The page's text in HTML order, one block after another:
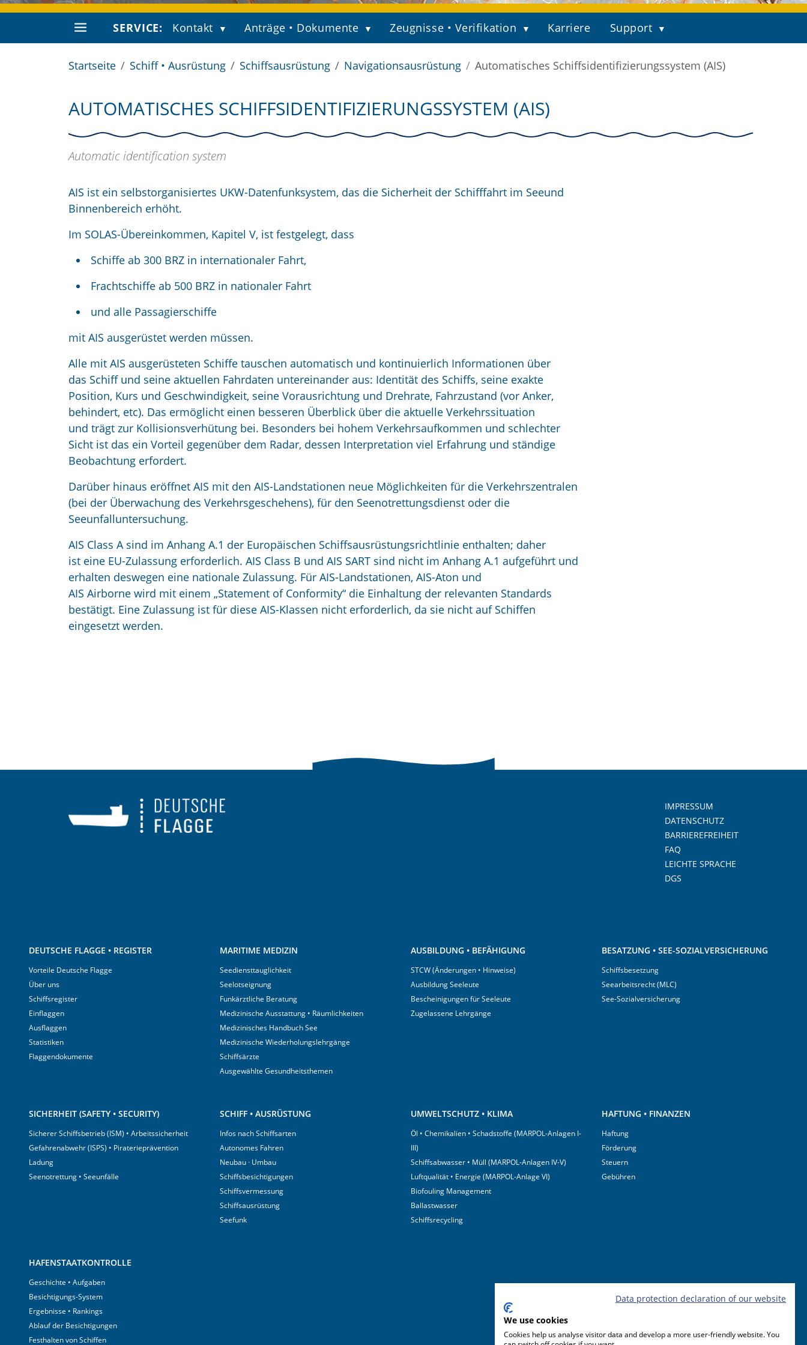
SERVICE: Kontakt Anträge • Dokumente Zeugnisse • Verifikation Karriere Support
Startseite Schiff • Ausrüstung Schiffsausrüstung Navigationsausrüstung Automatisches Schiffsidentifizierungssystem (AIS)
AUTOMATISCHES SCHIFFSIDENTIFIZIERUNGSSYSTEM (AIS)
Automatic identification system
AIS ist ein selbstorganisiertes UKW-Datenfunksystem, das die Sicherheit der Schifffahrt im Seeund
Binnenbereich erhöht.
Im SOLAS-Übereinkommen, Kapitel V, ist festgelegt, dass
Schiffe ab 300 BRZ in internationaler Fahrt,
Frachtschiffe ab 500 BRZ in nationaler Fahrt
und alle Passagierschiffe
mit AIS ausgerüstet werden müssen.
Alle mit AIS ausgerüsteten Schiffe tauschen automatisch und kontinuierlich Informationen über
das Schiff und seine aktuellen Fahrdaten untereinander aus: Identität des Schiffs, seine exakte
Position, Kurs und Geschwindigkeit, seine Vorausrichtung und Drehrate, Fahrzustand (vor Anker,
behindert, etc). Das ermöglicht einen besseren Überblick über die aktuelle Verkehrssituation
und trägt zur Kollisionsverhütung bei. Besonders bei hohem Verkehrsaufkommen und schlechter
Sicht ist das ein Vorteil gegenüber dem Radar, dessen Interpretation viel Erfahrung und ständige
Beobachtung erfordert.
Darüber hinaus eröffnet AIS mit den AIS-Landstationen neue Möglichkeiten für die Verkehrszentralen
(bei der Überwachung des Verkehrsgeschehens), für den Seenotrettungsdienst oder die
Seeunfalluntersuchung.
AIS Class A sind im Anhang A.1 der Europäischen Schiffsausrüstungsrichtlinie enthalten; daher
ist eine EU-Zulassung erforderlich. AIS Class B und AIS SART sind nicht im Anhang A.1 aufgeführt und
erhalten deswegen eine nationale Zulassung. Für AIS-Landstationen, AIS-Aton und
AIS Airborne wird mit einem „Statement of Conformity“ die Einhaltung der relevanten Standards
bestätigt. Eine Zulassung ist für diese AIS-Klassen nicht erforderlich, da sie nicht auf Schiffen
eingesetzt werden.
IMPRESSUM
DATENSCHUTZ
BARRIEREFREIHEIT
FAQ
LEICHTE SPRACHE
DGS
DEUTSCHE FLAGGE • REGISTER
Vorteile Deutsche Flagge
Über uns
Schiffsregister
Einflaggen
Ausflaggen
Statistiken
Flaggendokumente
MARITIME MEDIZIN
Seediensttauglichkeit
Seelotseignung
Funkärztliche Beratung
Medizinische Ausstattung • Räumlichkeiten
Medizinisches Handbuch See
Medizinische Wiederholungslehrgänge
Schiffsärzte
Ausgewählte Gesundheitsthemen
AUSBILDUNG • BEFÄHIGUNG
STCW (Änderungen • Hinweise)
Ausbildung Seeleute
Bescheinigungen für Seeleute
Zugelassene Lehrgänge
BESATZUNG • SEE-SOZIALVERSICHERUNG
Schiffsbesetzung
Seearbeitsrecht (MLC)
See-Sozialversicherung
SICHERHEIT (SAFETY • SECURITY)
Sicherer Schiffsbetrieb (ISM) • Arbeitssicherheit
Gefahrenabwehr (ISPS) • Piraterieprävention
Ladung
Seenotrettung • Seeunfälle
SCHIFF • AUSRÜSTUNG
Infos nach Schiffsarten
Autonomes Fahren
Neubau · Umbau
Schiffsbesichtigungen
Schiffsvermessung
Schiffsausrüstung
Seefunk
UMWELTSCHUTZ • KLIMA
Öl • Chemikalien • Schadstoffe (MARPOL-Anlagen I-
III)
Schiffsabwasser • Müll (MARPOL-Anlagen IV-V)
Luftqualität • Energie (MARPOL-Anlage VI)
Biofouling Management
Ballastwasser
Schiffsrecycling
HAFTUNG • FINANZEN
Haftung
Förderung
Steuern
Gebühren
HAFENSTAATKONTROLLE
Geschichte • Aufgaben
Besichtigungs-System
Ergebnisse • Rankings
Ablauf der Besichtigungen
Festhalten von Schiffen
Data protection declaration of our website
We use cookies
Cookies help us analyse visitor data and develop a more user-friendly website. You